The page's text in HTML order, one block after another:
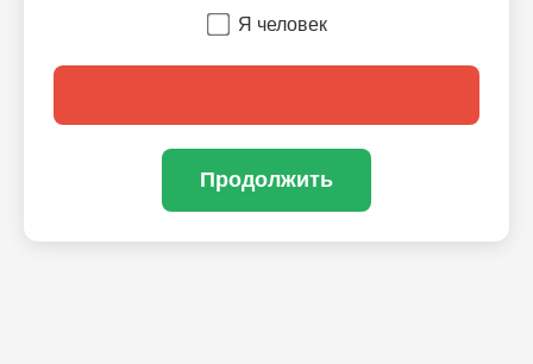
Я человек
Продолжить